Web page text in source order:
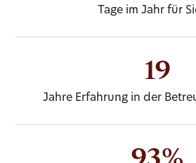
Tage im Jahr für
19
Jahre Erfahrung in der